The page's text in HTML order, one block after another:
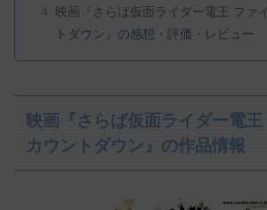
映画『さらば仮面ライダー電王 ファ
トダウン』の感想・評価・レビュー
映画『さらば仮面ライダー電王
カウントダウン』の作品情報